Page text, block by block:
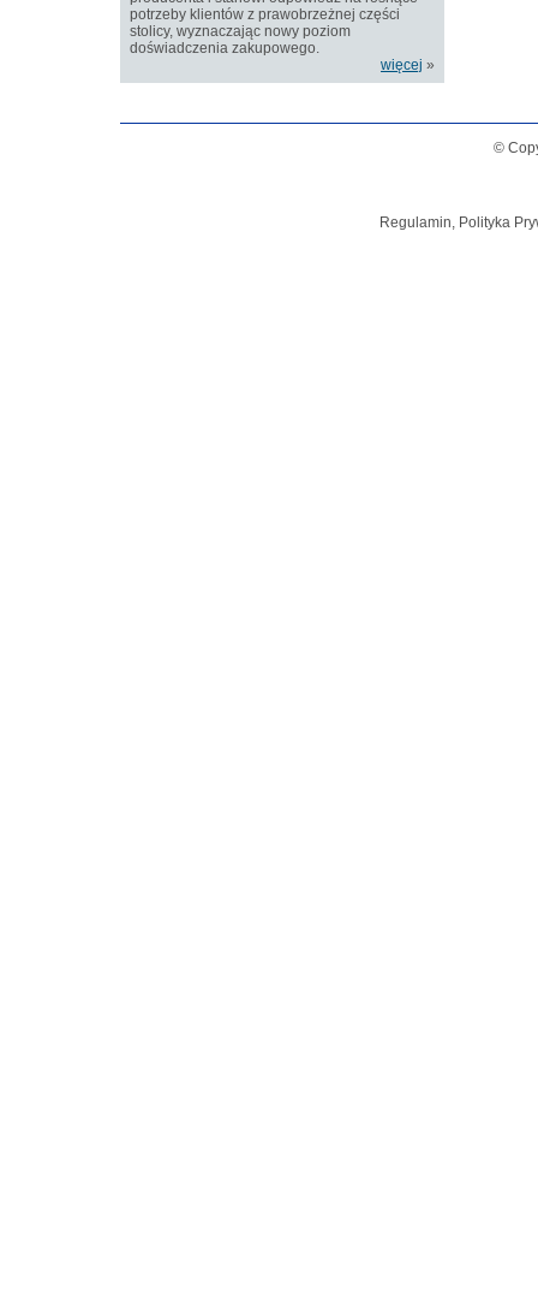
potrzeby klientów z prawobrzeżnej części
stolicy, wyznaczając nowy poziom
doświadczenia zakupowego.
więcej »
©
Regulamin, Polityka